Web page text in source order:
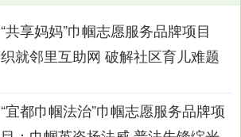
“共享妈妈”巾帼志愿服务品牌项目
织就邻里互助网 破解社区育儿难题
“宜都巾帼法治”巾帼志愿服务品牌项